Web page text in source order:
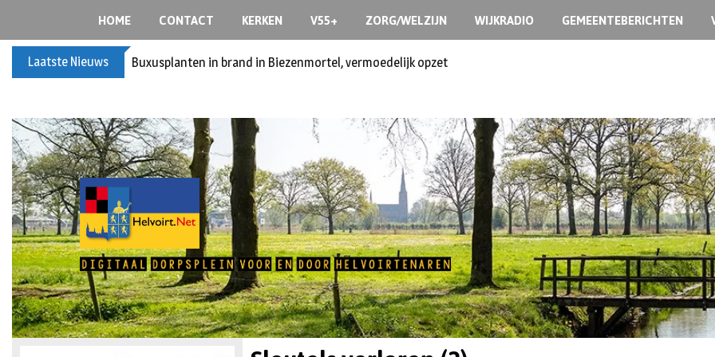
HOME CONTACT KERKEN V55+ ZORG/WELZIJN WIJKRADIO GEMEENTEBERICHTEN
Laatste Nieuws Buxusplanten in brand in Biezenmortel, vermoedelijk opzet